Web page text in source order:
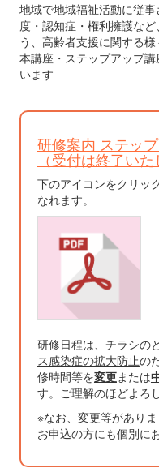
地域で地域福祉活動に従
度・認知症・権利擁護な
う、高齢者支援に関する
本講座・ステップアップ
います
研修案内 ステッ
（受付は終了い
下のアイコンをクリッ
なれます。
研修日程は、チラシの
ス感染症の拡大防止の
修時間等を変更または
す。ご理解のほどよろ
※なお、変更等があり
お申込の方にも個別に